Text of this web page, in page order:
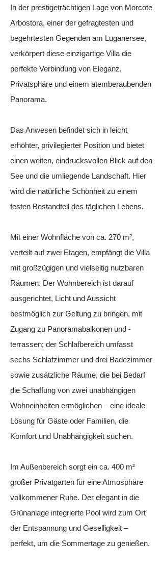
In der prestigeträchtigen Lage von Morcote
Arbostora, einer der gefragtesten und
begehrtesten Gegenden am Luganersee,
verkörpert diese einzigartige Villa die
perfekte Verbindung von Eleganz,
Privatsphäre und einem atemberaubenden
Panorama.
Das Anwesen befindet sich in leicht
erhöhter, privilegierter Position und bietet
einen weiten, eindrucksvollen Blick auf den
See und die umliegende Landschaft. Hier
wird die natürliche Schönheit zu einem
festen Bestandteil des täglichen Lebens.
Mit einer Wohnfläche von ca. 270 m²,
verteilt auf zwei Etagen, empfängt die Villa
mit großzügigen und vielseitig nutzbaren
Räumen. Der Wohnbereich ist darauf
ausgerichtet, Licht und Aussicht
bestmöglich zur Geltung zu bringen, mit
Zugang zu Panoramabalkonen und -
terrassen; der Schlafbereich umfasst
sechs Schlafzimmer und drei Badezimmer
sowie zusätzliche Räume, die bei Bedarf
die Schaffung von zwei unabhängigen
Wohneinheiten ermöglichen – eine ideale
Lösung für Gäste oder Familien, die
Komfort und Unabhängigkeit suchen.
Im Außenbereich sorgt ein ca. 400 m²
großer Privatgarten für eine Atmosphäre
vollkommener Ruhe. Der elegant in die
Grünanlage integrierte Pool wird zum Ort
der Entspannung und Geselligkeit –
perfekt, um die Sommertage zu genießen.